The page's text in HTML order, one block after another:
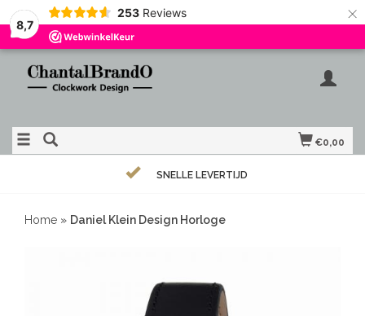
8,7
253 Reviews ×
€0,00
SNELLE LEVERTIJD
Home » Daniel Klein Design Horloge